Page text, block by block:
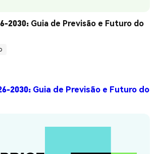
2030: Guia de Previsão e Futuro do
2030: Guia de Previsão e Futuro do